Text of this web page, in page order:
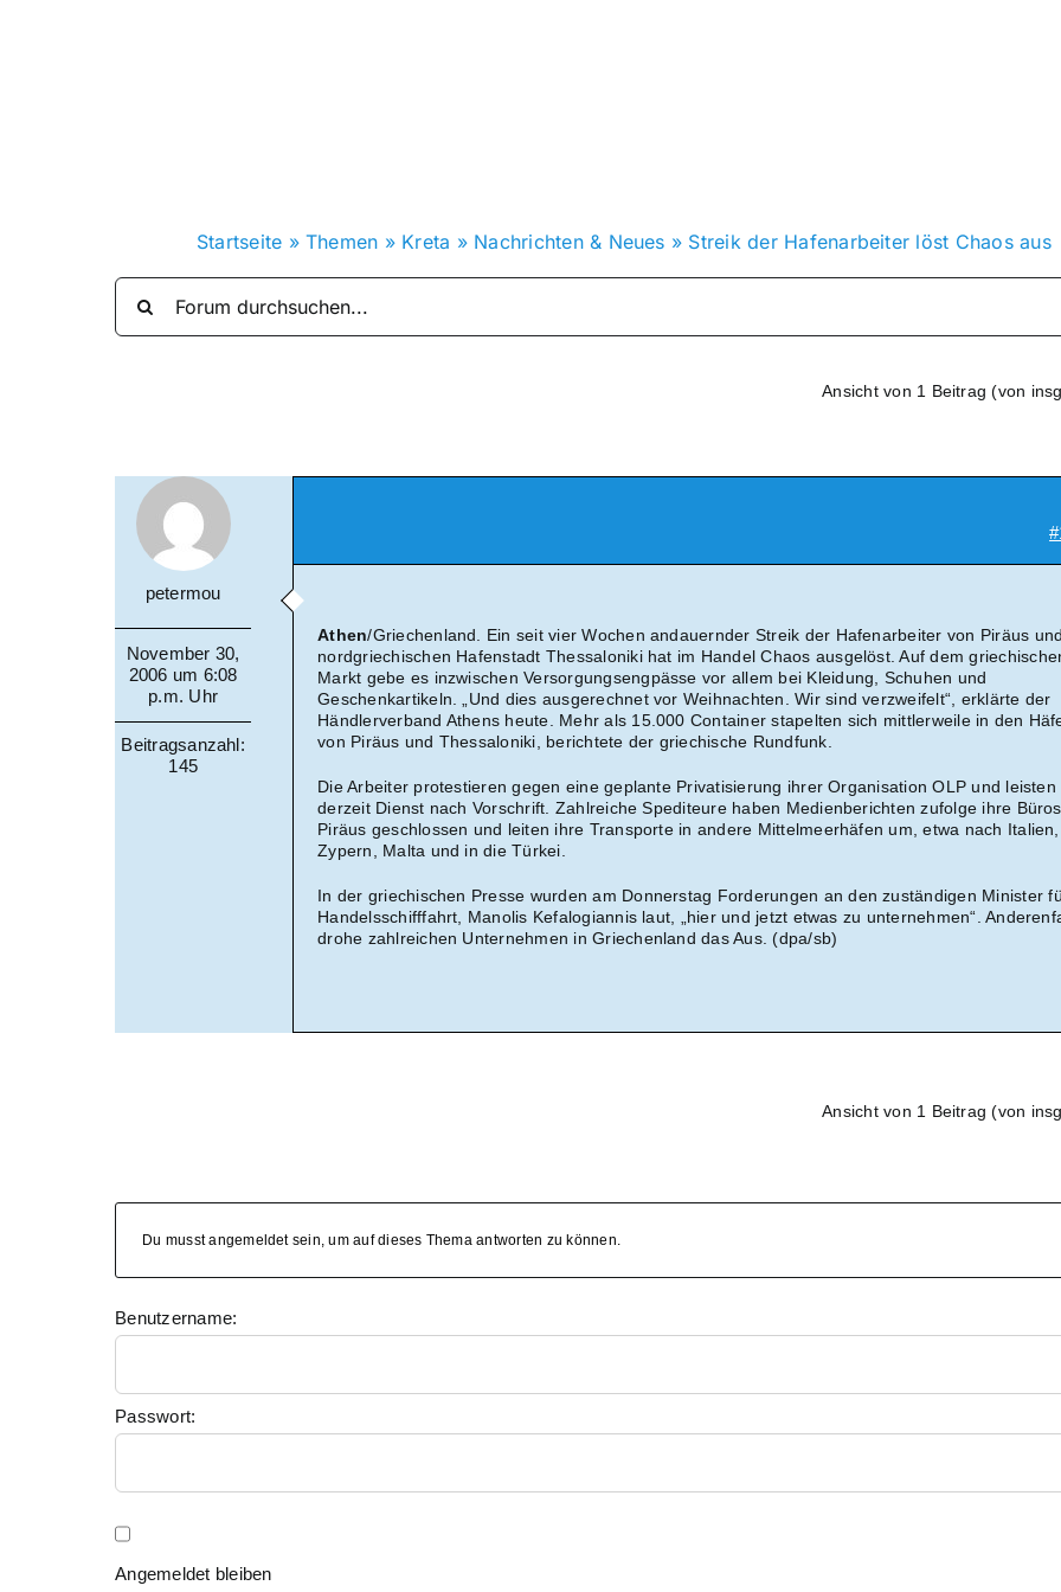
Startseite »Themen » Kreta » Nachrichten & Neues » Streik der Hafenarbeiter löst Chaos aus
Ansicht von 1 Beitrag (von
petermou
November 30,
2006 um 6:08
p.m. Uhr
Beitragsanzahl:
145
Athen/Griechenland. Ein seit vier Wochen andauernder Streik der Hafenarbeiter von Piräus
nordgriechischen Hafenstadt Thessaloniki hat im Handel Chaos ausgelöst. Auf dem
Markt gebe es inzwischen Versorgungsengpässe vor allem bei Kleidung, Schuhen und
Geschenkartikeln. „Und dies ausgerechnet vor Weihnachten. Wir sind verzweifelt“, erklärte der
Händlerverband Athens heute. Mehr als 15.000 Container stapelten sich mittlerweile in den
von Piräus und Thessaloniki, berichtete der griechische Rundfunk.
Die Arbeiter protestieren gegen eine geplante Privatisierung ihrer Organisation OLP und leisten
derzeit Dienst nach Vorschrift. Zahlreiche Spediteure haben Medienberichten zufolge ihre
Piräus geschlossen und leiten ihre Transporte in andere Mittelmeerhäfen um, etwa nach Italien,
Zypern, Malta und in die Türkei.
In der griechischen Presse wurden am Donnerstag Forderungen an den zuständigen Minister
Handelsschifffahrt, Manolis Kefalogiannis laut, „hier und jetzt etwas zu unternehmen“.
drohe zahlreichen Unternehmen in Griechenland das Aus. (dpa/sb)
Ansicht von 1 Beitrag (von
Du musst angemeldet sein, um auf dieses Thema antworten zu können.
Benutzername:
Passwort:
Angemeldet bleiben